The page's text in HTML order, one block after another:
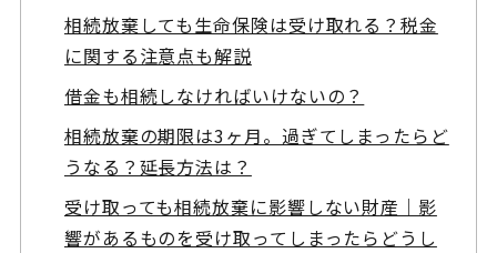
相続放棄しても生命保険は受け取れる？税金
に関する注意点も解説
借金も相続しなければいけないの？
相続放棄の期限は3ヶ月。過ぎてしまったらど
うなる？延長方法は？
受け取っても相続放棄に影響しない財産｜影
響があるものを受け取ってしまったらどうし